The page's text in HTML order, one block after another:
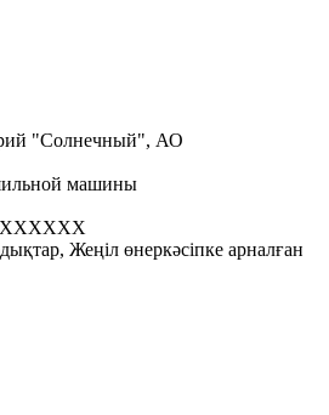
"Солнечный", АО
машины
Жеңіл өнеркәсіпке арналған